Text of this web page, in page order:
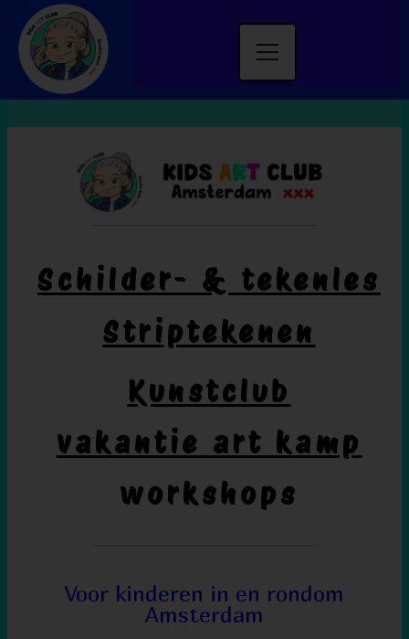
Schilder- & tekenles
Striptekenen
Kunstclub
vakantie art kamp
workshops
Voor kinderen in en rondom
Amsterdam